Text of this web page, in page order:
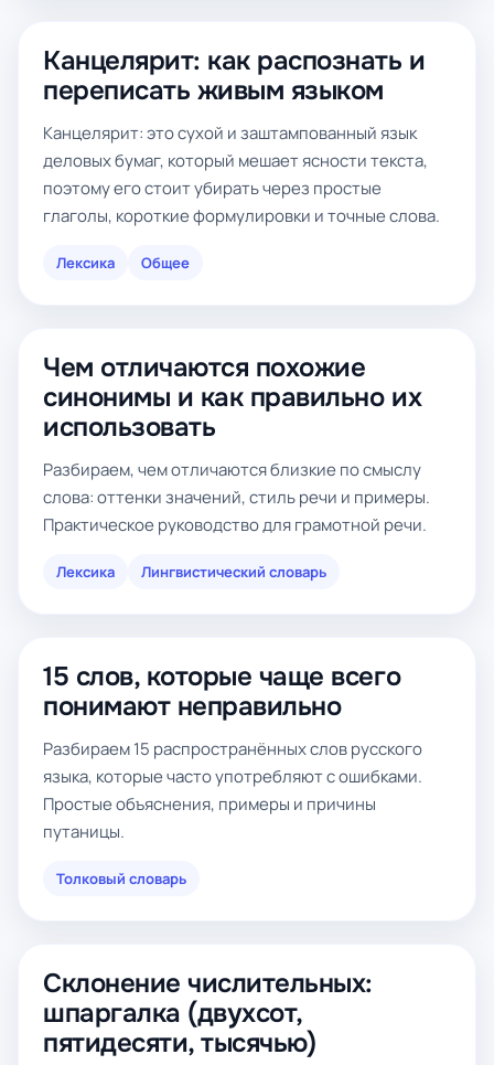
Канцелярит: как распознать и
переписать живым языком
Канцелярит: это сухой и заштампованный язык
деловых бумаг, который мешает ясности текста,
поэтому его стоит убирать через простые
глаголы, короткие формулировки и точные слова.
Лексика Общее
Чем отличаются похожие
синонимы и как правильно их
использовать
Разбираем, чем отличаются близкие по смыслу
слова: оттенки значений, стиль речи и примеры.
Практическое руководство для грамотной речи.
Лексика Лингвистический словарь
15 слов, которые чаще всего
понимают неправильно
Разбираем 15 распространённых слов русского
языка, которые часто употребляют с ошибками.
Простые объяснения, примеры и причины
путаницы.
Толковый словарь
Склонение числительных:
шпаргалка (двухсот,
пятидесяти, тысячью)